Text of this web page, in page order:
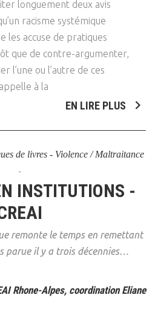
longuement deux avis
racisme systémique
les accuse de pratiques
que de contre-argumenter,
l’une ou l’autre de ces
à la
EN LIRE PLUS
de livres - Violence / Maltraitance
INSTITUTIONS -
remonte le temps en remettant
parue il y a trois décennies…
Rhone-Alpes, coordination Eliane